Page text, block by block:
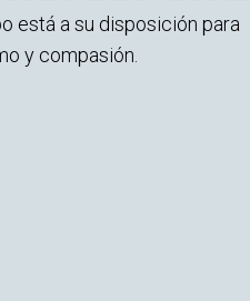
está a su disposición para
y compasión.